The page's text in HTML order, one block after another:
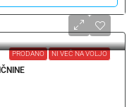
PRODANO NI VEČ NA VOLJO